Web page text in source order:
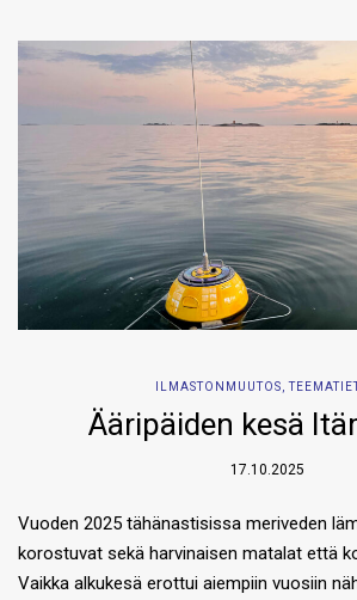
ILMASTONMUUTOS ,
Ääripäiden kesä
17.10.2025
Vuoden 2025 tähänastisissa meriveden
korostuvat sekä harvinaisen matalat että
Vaikka alkukesä erottui aiempiin vuosiin